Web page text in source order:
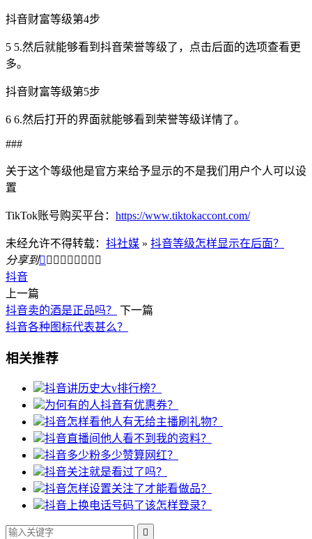
抖音财富等级第4步
5 5.然后就能够看到抖音荣誉等级了，点击后面的选项查看更
多。
抖音财富等级第5步
6 6.然后打开的界面就能够看到荣誉等级详情了。
###
关于这个等级他是官方来给予显示的不是我们用户个人可以设
置
TikTok账号购买平台： https://www.tiktokaccont.com/
未经允许不得转载： 抖社媒 » 抖音等级怎样显示在后面？
分享到        
抖音
上一篇
抖音卖的酒是正品吗？
下一篇
抖音各种图标代表甚么？
相关推荐
抖音讲历史大v排行榜？
为何有的人抖音有优惠券？
抖音怎样看他人有无给主播刷礼物？
抖音直播间他人看不到我的资料？
抖音多少粉多少赞算网红？
抖音关注就是看过了吗？
抖音怎样设置关注了才能看做品？
抖音上换电话号码了该怎样登录？
